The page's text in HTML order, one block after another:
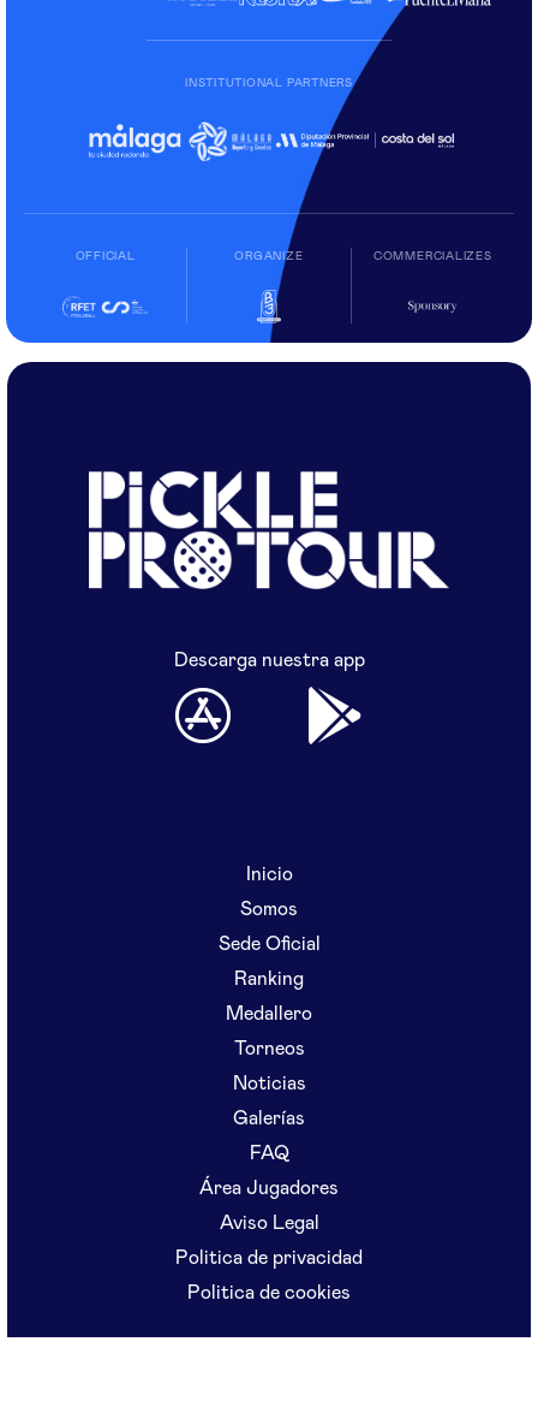
INSTITUTIONAL PARTNERS
OFFICIAL ORGANIZE COMMERCIALIZES
Descarga nuestra app
Inicio
Somos
Sede Oficial
Ranking
Medallero
Torneos
Noticias
Galerías
FAQ
Área Jugadores
Aviso Legal
Politica de privacidad
Politica de cookies